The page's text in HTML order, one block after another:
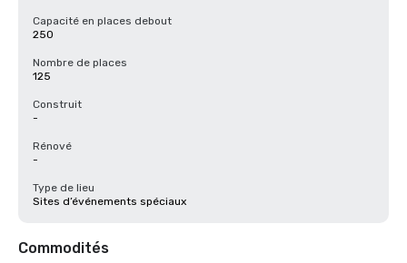
Capacité en places debout
250
Nombre de places
125
Construit
-
Rénové
-
Type de lieu
Sites d’événements spéciaux
Commodités